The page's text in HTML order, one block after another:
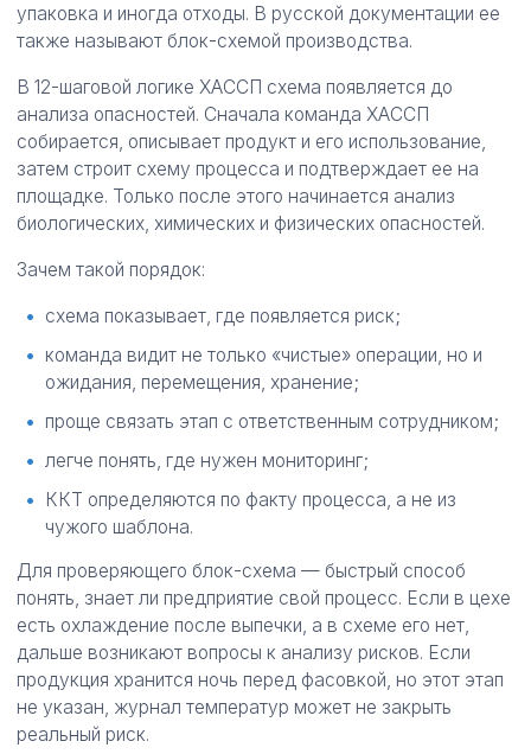
упаковка и иногда отходы. В русской документации ее
также называют блок-схемой производства.
В 12-шаговой логике ХАССП схема появляется до
анализа опасностей. Сначала команда ХАССП
собирается, описывает продукт и его использование,
затем строит схему процесса и подтверждает ее на
площадке. Только после этого начинается анализ
биологических, химических и физических опасностей.
Зачем такой порядок:
схема показывает, где появляется риск;
команда видит не только «чистые» операции, но и
ожидания, перемещения, хранение;
проще связать этап с ответственным сотрудником;
легче понять, где нужен мониторинг;
ККТ определяются по факту процесса, а не из
чужого шаблона.
Для проверяющего блок-схема — быстрый способ
понять, знает ли предприятие свой процесс. Если в цехе
есть охлаждение после выпечки, а в схеме его нет,
дальше возникают вопросы к анализу рисков. Если
продукция хранится ночь перед фасовкой, но этот этап
не указан, журнал температур может не закрыть
реальный риск.